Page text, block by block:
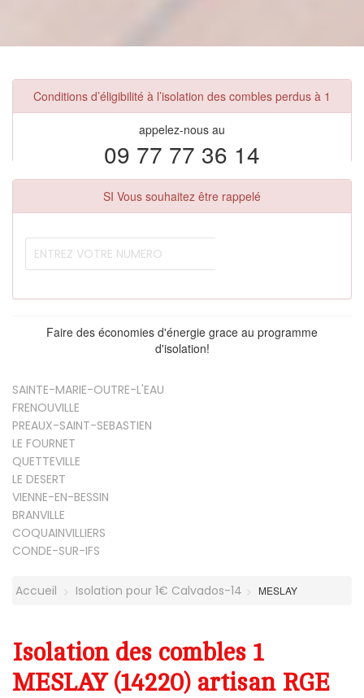
Conditions d’éligibilité à l’isolation des combles perdus à 1
appelez-nous au
09 77 77 36 14
SI Vous souhaitez être rappelé
Faire des économies d'énergie grace au programme
d'isolation!
SAINTE-MARIE-OUTRE-L'EAU
FRENOUVILLE
PREAUX-SAINT-SEBASTIEN
LE FOURNET
QUETTEVILLE
LE DESERT
VIENNE-EN-BESSIN
BRANVILLE
COQUAINVILLIERS
CONDE-SUR-IFS
Accueil Isolation pour 1€ Calvados-14 MESLAY
Isolation des combles 1
MESLAY (14220) artisan RGE